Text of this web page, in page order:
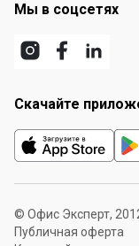
Мы в соцсетях
Скачайте
© Офис Эксперт,
Публичная оферта